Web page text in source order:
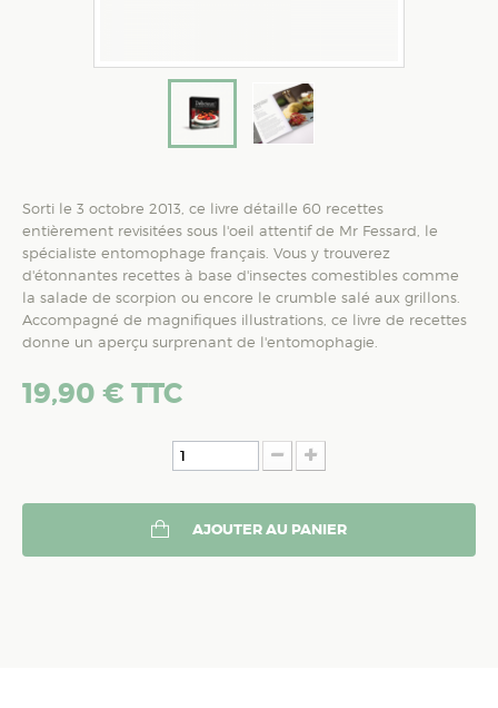
Sorti le 3 octobre 2013, ce livre détaille 60 recettes
entièrement revisitées sous l'oeil attentif de Mr Fessard, le
spécialiste entomophage français. Vous y trouverez
d'étonnantes recettes à base d'insectes comestibles comme
la salade de scorpion ou encore le crumble salé aux grillons.
Accompagné de magnifiques illustrations, ce livre de recettes
donne un aperçu surprenant de l'entomophagie.
19,90 € TTC
AJOUTER AU PANIER